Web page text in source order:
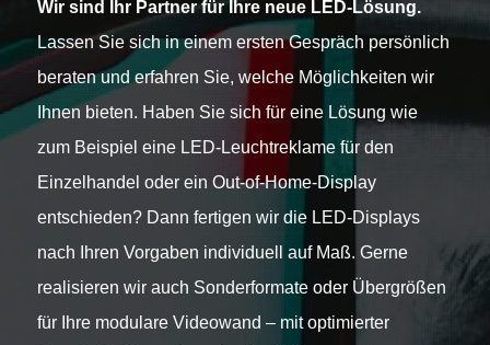
Wir sind Ihr Partner für Ihre neue LED-Lösung.
Lassen Sie sich in einem ersten Gespräch persönlich
beraten und erfahren Sie, welche Möglichkeiten wir
Ihnen bieten. Haben Sie sich für eine Lösung wie
zum Beispiel eine LED-Leuchtreklame für den
Einzelhandel oder ein Out-of-Home-Display
entschieden? Dann fertigen wir die LED-Displays
nach Ihren Vorgaben individuell auf Maß. Gerne
realisieren wir auch Sonderformate oder Übergrößen
für Ihre modulare Videowand – mit optimierter